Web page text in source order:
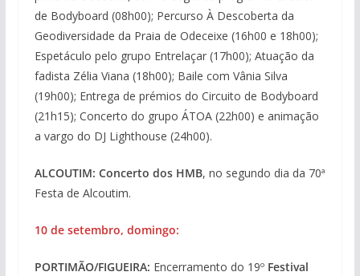
de Bodyboard (08h00); Percurso À Descoberta da
Geodiversidade da Praia de Odeceixe (16h00 e 18h00);
Espetáculo pelo grupo Entrelaçar (17h00); Atuação da
fadista Zélia Viana (18h00); Baile com Vânia Silva
(19h00); Entrega de prémios do Circuito de Bodyboard
(21h15); Concerto do grupo ÁTOA (22h00) e animação
a vargo do DJ Lighthouse (24h00).
ALCOUTIM: Concerto dos HMB, no segundo dia da 70ª
Festa de Alcoutim.
10 de setembro, domingo:
PORTIMÃO/FIGUEIRA: Encerramento do 19º Festival